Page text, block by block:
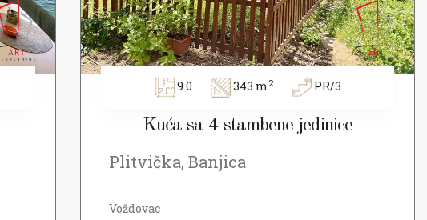
9.0 343 m2 PR/3
Kuća sa 4 stambene jedinice
Plitvička, Banjica
Voždovac